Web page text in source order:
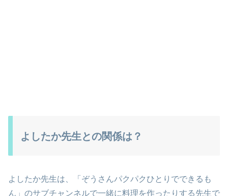
よしたか先生との関係は？
よしたか先生は、「ぞうさんパクパクひとりでできるも
ん」のサブチャンネルで一緒に料理を作ったりする先生で